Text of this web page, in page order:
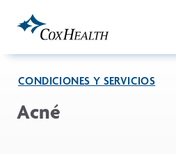
CONDICIONES Y SERVICIOS
Acné